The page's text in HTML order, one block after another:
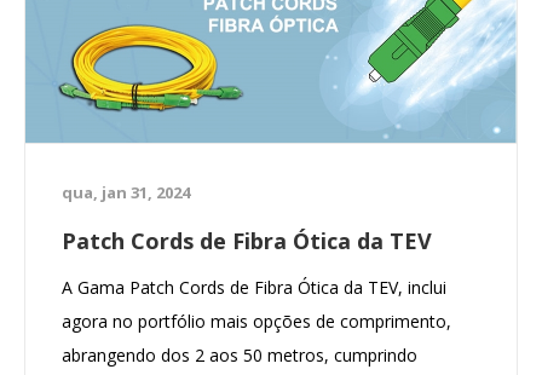
qua, jan 31, 2024
Patch Cords de Fibra Ótica da TEV
A Gama Patch Cords de Fibra Ótica da TEV, inclui
agora no portfólio mais opções de comprimento,
abrangendo dos 2 aos 50 metros, cumprindo